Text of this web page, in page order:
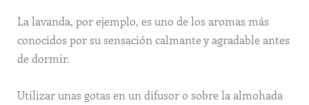
La lavanda, por ejemplo, es uno de los aromas más
conocidos por su sensación calmante y agradable antes
de dormir.
Utilizar unas gotas en un difusor o sobre la almohada